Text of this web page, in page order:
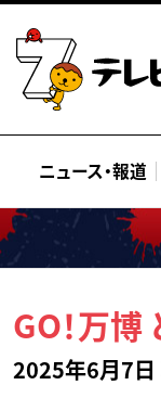
ニュース・報道
GO！万博
2025年6月7